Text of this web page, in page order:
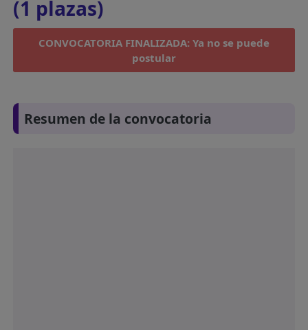
(1 plazas)
CONVOCATORIA FINALIZADA: Ya no se puede
postular
Resumen de la convocatoria